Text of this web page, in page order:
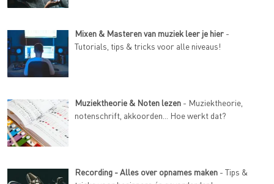
Mixen & Masteren van muziek leer je hier -
Tutorials, tips & tricks voor alle niveaus!
Muziektheorie & Noten lezen - Muziektheorie,
notenschrift, akkoorden... Hoe werkt dat?
Recording - Alles over opnames maken - Tips &